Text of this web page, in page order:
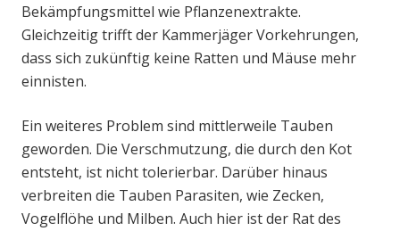
Bekämpfungsmittel wie Pflanzenextrakte.
Gleichzeitig trifft der Kammerjäger Vorkehrungen,
dass sich zukünftig keine Ratten und Mäuse mehr
einnisten.
Ein weiteres Problem sind mittlerweile Tauben
geworden. Die Verschmutzung, die durch den Kot
entsteht, ist nicht tolerierbar. Darüber hinaus
verbreiten die Tauben Parasiten, wie Zecken,
Vogelflöhe und Milben. Auch hier ist der Rat des